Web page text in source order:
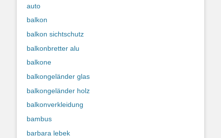
auto
balkon
balkon sichtschutz
balkonbretter alu
balkone
balkongeländer glas
balkongeländer holz
balkonverkleidung
bambus
barbara lebek